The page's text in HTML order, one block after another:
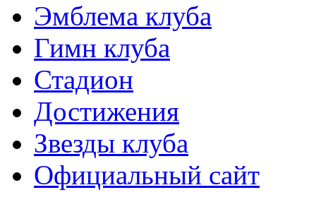
Эмблема клуба
Гимн клуба
Стадион
Достижения
Звезды клуба
Официальный сайт